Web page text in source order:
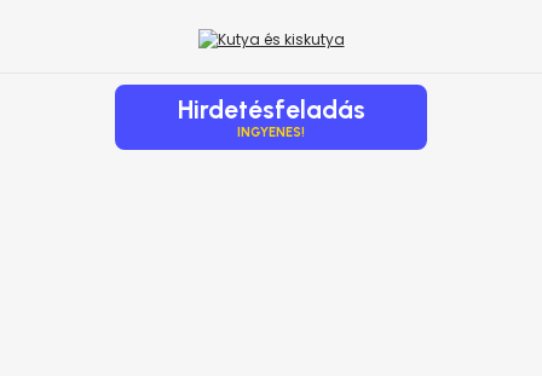
Hirdetésfeladás
INGYENES!